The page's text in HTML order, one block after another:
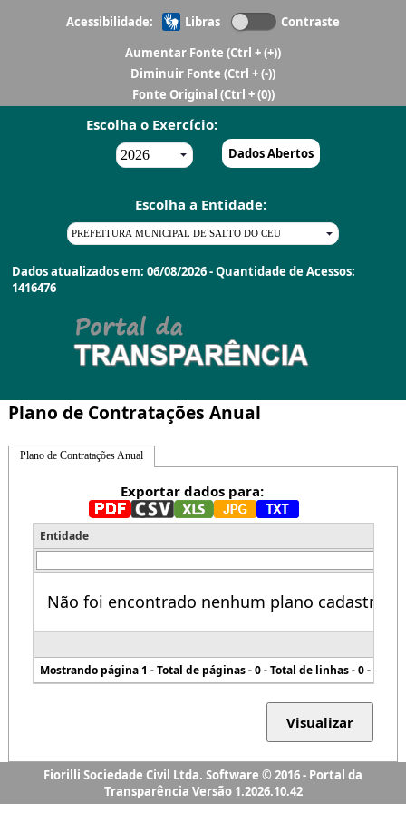
Acessibilidade: Libras
Contraste
Aumentar Fonte (Ctrl + (+))
Diminuir Fonte (Ctrl + (-))
Fonte Original (Ctrl + (0))
Escolha o Exercício:
Dados Abertos
Escolha a Entidade:
Dados atualizados em: 06/08/2026 - Quantidade de Acessos:
1416476
Fiorilli Sociedade Civil Ltda. Software © 2016 - Portal da
Transparência Versão 1.2026.10.42